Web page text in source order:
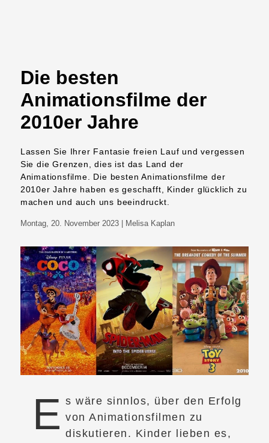
Die besten
Animationsfilme der
2010er Jahre
Lassen Sie Ihrer Fantasie freien Lauf und vergessen
Sie die Grenzen, dies ist das Land der
Animationsfilme. Die besten Animationsfilme der
2010er Jahre haben es geschafft, Kinder glücklich zu
machen und auch uns beeindruckt.
Montag, 20. November 2023 | Melisa Kaplan
E s wäre sinnlos, über den Erfolg
von Animationsfilmen zu
diskutieren. Kinder lieben es,